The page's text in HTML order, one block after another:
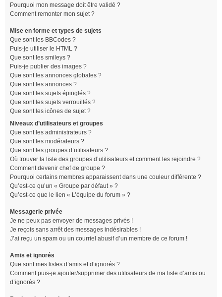
Pourquoi mon message doit être validé ?
Comment remonter mon sujet ?
Mise en forme et types de sujets
Que sont les BBCodes ?
Puis-je utiliser le HTML ?
Que sont les smileys ?
Puis-je publier des images ?
Que sont les annonces globales ?
Que sont les annonces ?
Que sont les sujets épinglés ?
Que sont les sujets verrouillés ?
Que sont les icônes de sujet ?
Niveaux d’utilisateurs et groupes
Que sont les administrateurs ?
Que sont les modérateurs ?
Que sont les groupes d’utilisateurs ?
Où trouver la liste des groupes d’utilisateurs et comment les rejoindre ?
Comment devenir chef de groupe ?
Pourquoi certains membres apparaissent dans une couleur différente ?
Qu’est-ce qu’un « Groupe par défaut » ?
Qu’est-ce que le lien « L’équipe du forum » ?
Messagerie privée
Je ne peux pas envoyer de messages privés !
Je reçois sans arrêt des messages indésirables !
J’ai reçu un spam ou un courriel abusif d’un membre de ce forum !
Amis et ignorés
Que sont mes listes d’amis et d’ignorés ?
Comment puis-je ajouter/supprimer des utilisateurs de ma liste d’amis ou
d’ignorés ?